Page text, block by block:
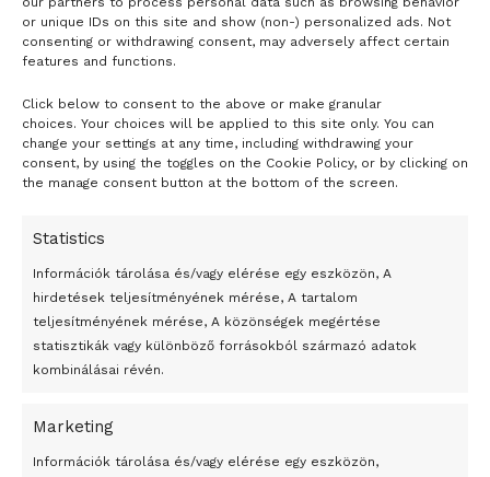
or unique IDs on this site and show (non-) personalized ads. Not
consenting or withdrawing consent, may adversely affect certain
features and functions.
Click below to consent to the above or make granular
choices. Your choices will be applied to this site only. You can
change your settings at any time, including withdrawing your
consent, by using the toggles on the Cookie Policy, or by clicking on
the manage consent button at the bottom of the screen.
Statistics
Információk tárolása és/vagy elérése egy eszközön, A
hirdetések teljesítményének mérése, A tartalom
teljesítményének mérése, A közönségek megértése
statisztikák vagy különböző forrásokból származó adatok
kombinálásai révén.
Marketing
Információk tárolása és/vagy elérése egy eszközön,
- H I R D E T É S -